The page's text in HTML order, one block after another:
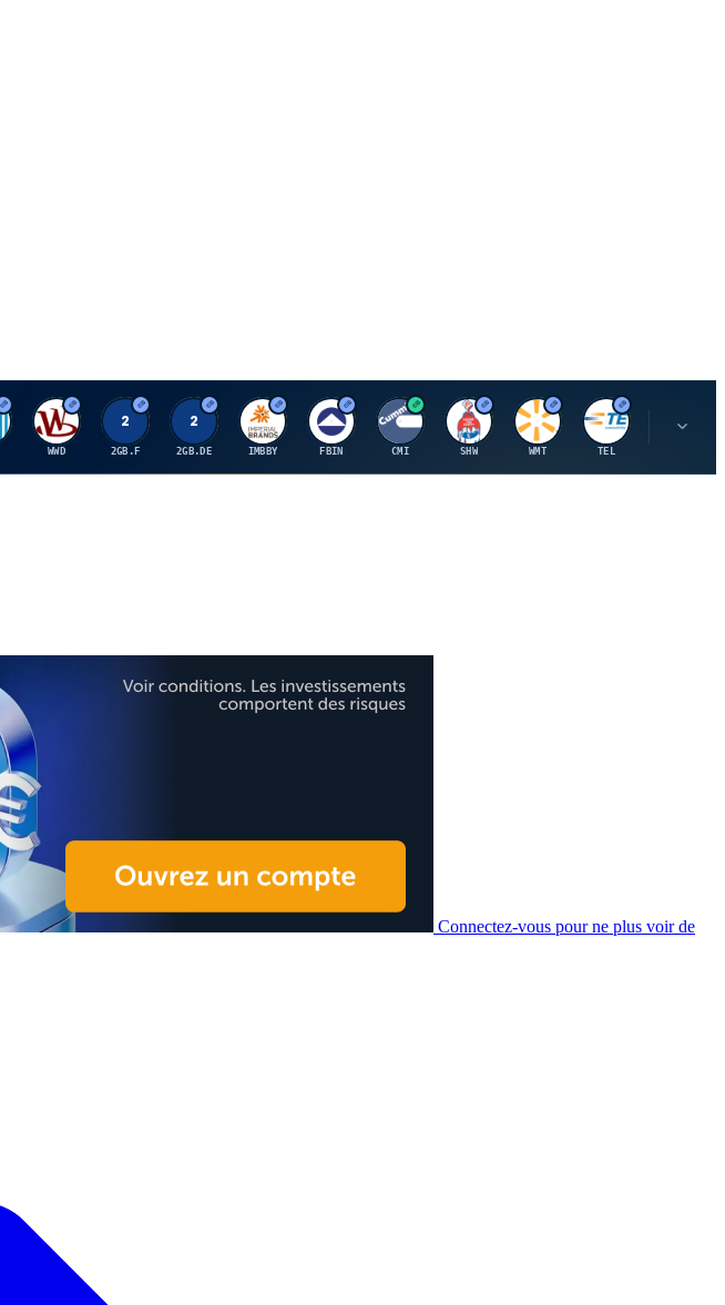
W
WWD
2
2GB.F
2
2GB.DE
I
IMBBY
F
FBIN
C
CMI
S
SHW
W
WMT TEL
M
Connectez-vous pour ne plus voir de